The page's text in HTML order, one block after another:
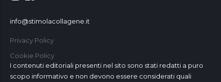
info@stimolacollagene.it
Privacy Policy
Cookie Policy
I contenuti editoriali presenti nel sito sono stati redatti a puro
scopo informativo e non devono essere considerati quali